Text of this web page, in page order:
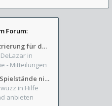
Forum:
Benutzerregistrierung für das SchickHD-/SchweifHD-Forum gesperrt
in
- Mitteilungen
"steam cloud" Spielstände nicht verfügbar
in Hilfe
anbieten